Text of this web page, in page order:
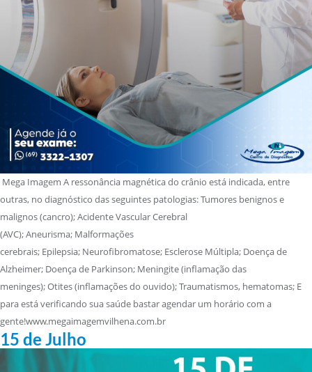
Mega Imagem A ressonância magnética do crânio está indicada, entre
outras, no diagnóstico das seguintes patologias: Tumores benignos e
malignos (cancro); Acidente Vascular Cerebral
(AVC); Aneurisma; Malformações
cerebrais; Epilepsia; Neurofibromatose; Esclerose Múltipla; Doença de
Alzheimer; Doença de Parkinson; Meningite (inflamação das
meninges); Otites (inflamações do ouvido); Traumatismos, hematomas; E
para está verificando sua saúde bastar agendar um horário com a
gente!www.megaimagemvilhena.com.br
15 de Julho